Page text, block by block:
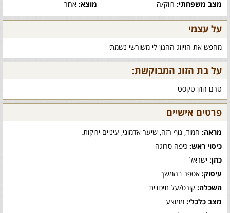
מצב משפחתי: רווק/ה מוצא:אחר
על עצמי
מחפש את הזיווג ההגון לי משורשי נשמתי
על בת הזוג המבוקשת:
טרם הוזן טקסט
פרטים אישיים
מראה: חמוד, גוף רזה, שיער אדמוני, עיניים ירוקות.
כיסוי ראש: כיפה סרוגה
כהן: ישראל
עיסוק: אספר בהמשך
השכלה: קורס/על תיכונית
מצב כלכלי: ממוצע